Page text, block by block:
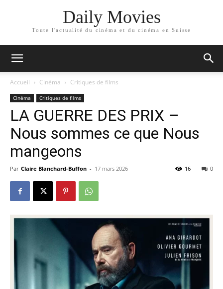
Daily Movies
Toute l'actualité du cinéma et du cinéma en Suisse
Accueil Cinéma Critiques de films
Cinéma Critiques de films
LA GUERRE DES PRIX –
Nous sommes ce que Nous
mangeons
Par Claire Blanchard-Buffon - 17 mars 2026 0
16